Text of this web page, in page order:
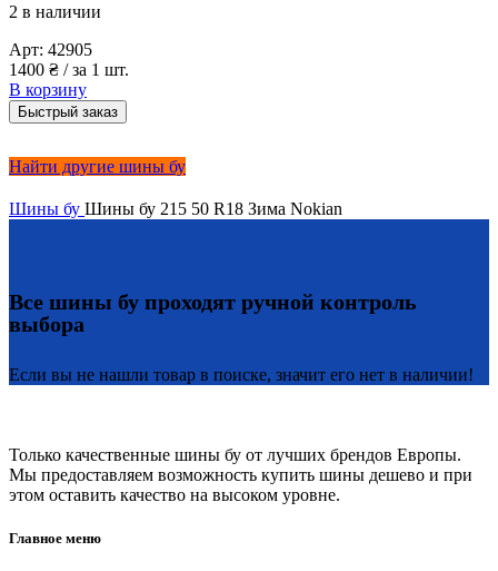
2 в наличии
Арт: 42905
1400 ₴ / за 1 шт.
В корзину
Быстрый заказ
Найти другие шины бу
Шины бу Шины бу 215 50 R18 Зима Nokian
Все шины бу проходят ручной контроль
выбора
Если вы не нашли товар в поиске, значит его нет в наличии!
Только качественные шины бу от лучших брендов Европы.
Мы предоставляем возможность купить шины дешево и при
этом оставить качество на высоком уровне.
Главное меню